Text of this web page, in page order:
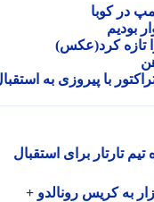
کوبا
کرد(عکس)
با پیروزی به استقبال
برای استقبال
کریس رونالدو +